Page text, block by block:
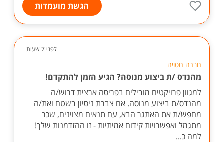
הגשת מועמדות
לפני 7 שעות
חברה חסויה
מהנדס /ת ביצוע מנוסה? הגיע הזמן להתקדם!
למגוון פרויקטים מובילים בפריסה ארצית דרוש/ה
מהנדס/ת ביצוע מנוסה. אם צברת ניסיון בשטח ואת/ה
מחפש/ת את האתגר הבא, עם תנאים מצוינים, שכר
מתגמל ואפשרויות קידום אמיתיות - זו ההזדמנות שלך!
למה כ...